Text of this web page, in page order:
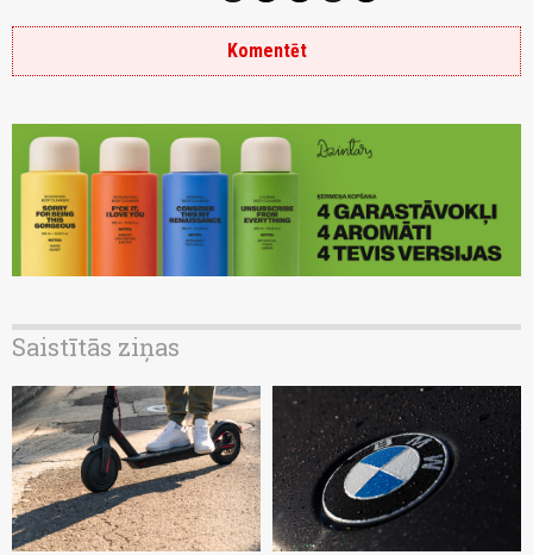
Komentēt
Saistītās ziņas